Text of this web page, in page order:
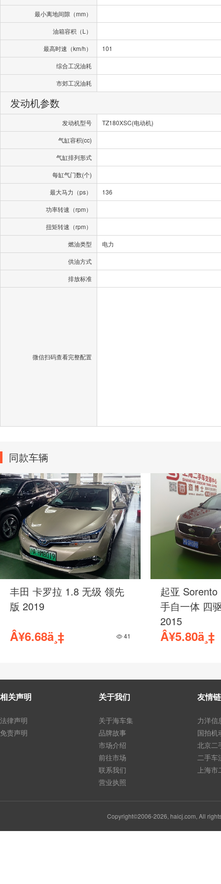
最小离地间隙（mm）
油箱容积（L）
最高时速（km/h） 101
综合工况油耗
市郊工况油耗
发动机参数
发动机型号 TZ180XSC(电动机)
气缸容积(cc)
气缸排列形式
每缸气门数(个)
最大马力（ps） 136
功率转速（rpm）
扭矩转速（rpm）
燃油类型 电力
供油方式
排放标准
微信扫码查看完整配置
同款车辆
丰田 卡罗拉 1.8 无级 领先
版 2019
Â¥6.68ä¸‡ 41
起亚
手自一体 四
2015
Â¥5.80ä¸‡
相关声明
法律声明
免责声明
关于我们
关于海车集
品牌故事
市场介绍
前往市场
联系我们
营业执照
友情
力洋信
国拍机
北京二
二手车
上海
Copyright©2006-2026, haicj.com, All